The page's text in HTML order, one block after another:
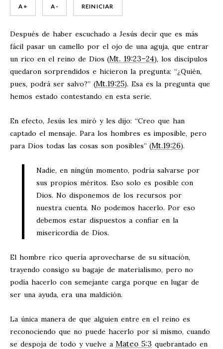
A + A - REINICIAR
Después de haber escuchado a Jesús decir que es más
fácil pasar un camello por el ojo de una aguja, que entrar
un rico en el reino de Dios (Mt. 19:23–24), los discípulos
quedaron sorprendidos e hicieron la pregunta: “¿Quién,
pues, podrá ser salvo?” (Mt.19:25). Esa es la pregunta que
hemos estado contestando en esta serie.
En efecto, Jesús les miró y les dijo: “Creo que han
captado el mensaje. Para los hombres es imposible, pero
para Dios todas las cosas son posibles” (Mt.19:26).
Nadie, en ningún momento, podría salvarse por
sus propios méritos. Eso solo es posible con
Dios. No disponemos de los recursos por
nuestra cuenta. No podemos hacerlo. Por eso
debemos estar dispuestos a confiar en la
misericordia de Dios.
El hombre rico quería aprovecharse de su situación,
trayendo consigo su bagaje de materialismo, pero no
podía hacerlo con semejante carga porque en lugar de
ser una ayuda, era una maldición.
La única manera de que alguien entre en el reino es
reconociendo que no puede hacerlo por sí mismo, cuando
se despoja de todo y vuelve a Mateo 5:3 quebrantado en